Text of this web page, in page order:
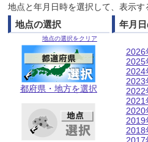
地点と年月日時を選択して、表示
地点の選択
地点の選択をクリア
都府県・地方を選択
年月
2026
2025
2024
2023
2022
2021
2020
2019
2018